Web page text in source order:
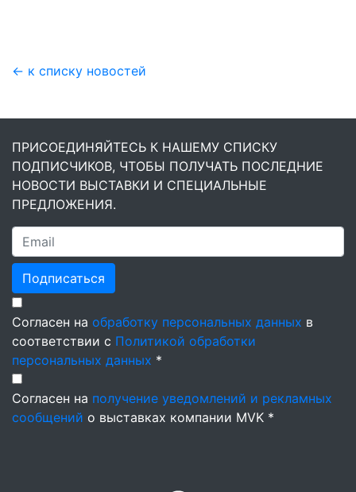
← к списку новостей
ПРИСОЕДИНЯЙТЕСЬ К НАШЕМУ СПИСКУ
ПОДПИСЧИКОВ, ЧТОБЫ ПОЛУЧАТЬ ПОСЛЕДНИЕ
НОВОСТИ ВЫСТАВКИ И СПЕЦИАЛЬНЫЕ
ПРЕДЛОЖЕНИЯ.
Подписаться
Согласен на обработку персональных данных в
соответствии с Политикой обработки
персональных данных *
Согласен на получение уведомлений и рекламных
сообщений о выставках компании MVK *